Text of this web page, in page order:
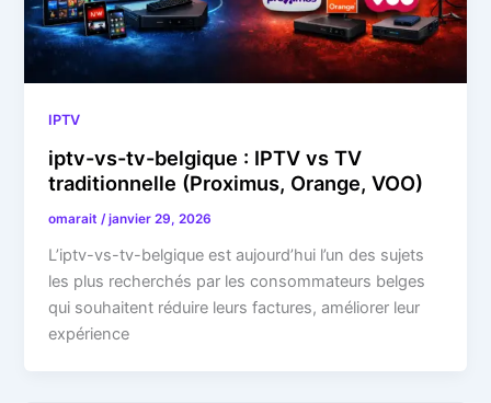
IPTV
iptv-vs-tv-belgique : IPTV vs TV
traditionnelle (Proximus, Orange, VOO)
omarait/janvier 29, 2026
L’iptv-vs-tv-belgique est aujourd’hui l’un des sujets
les plus recherchés par les consommateurs belges
qui souhaitent réduire leurs factures, améliorer leur
expérience